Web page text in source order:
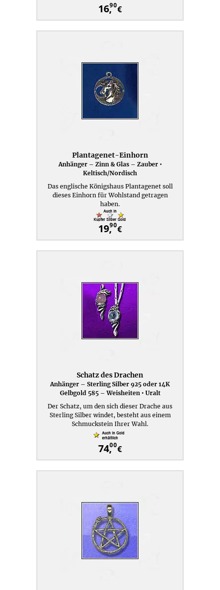
16,90€
Plantagenet-Einhorn
Anhänger – Zinn & Glas – Zauber •
Keltisch/Nordisch
Das englische Königshaus Plantagenet soll
dieses Einhorn für Wohlstand getragen
haben.
19,90€
Schatz des Drachen
Anhänger – Sterling Silber 925 oder 14K
Gelbgold 585 – Weisheiten • Uralt
Der Schatz, um den sich dieser Drache aus
Sterling Silber windet, besteht aus einem
Schmuckstein Ihrer Wahl.
74,00€